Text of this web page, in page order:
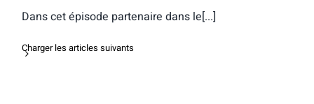
Dans cet épisode partenaire dans le[...]
Charger les articles suivants